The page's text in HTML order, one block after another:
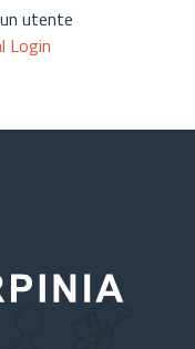
utente
Login